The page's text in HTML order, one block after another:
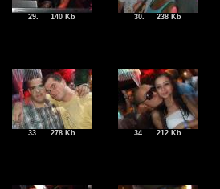
29. 140 Kb 30. 238 Kb
33. 278 Kb 34. 212 Kb